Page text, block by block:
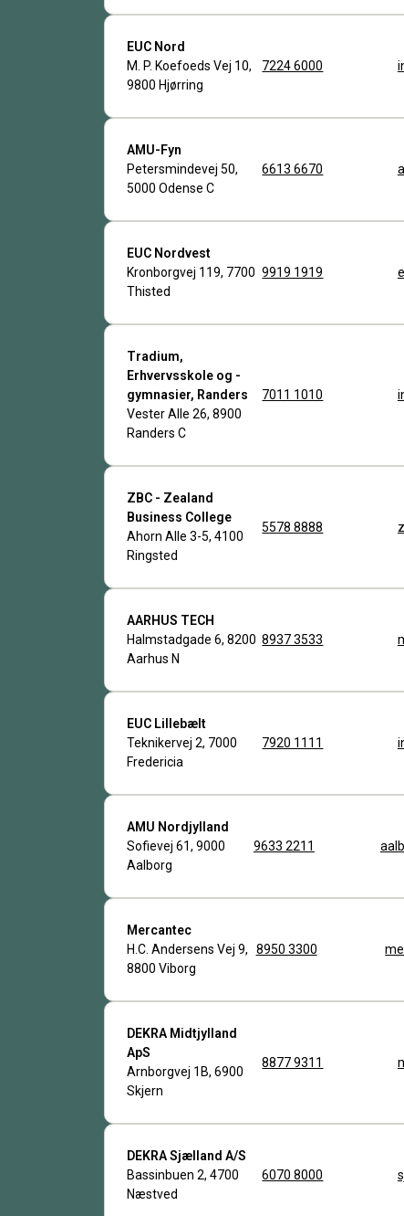
EUC Nord
M. P. Koefoeds Vej 10,
9800 Hjørring
7224 6000
AMU-Fyn
Petersmindevej 50,
5000 Odense C
6613 6670
EUC Nordvest
Kronborgvej 119, 7700
Thisted
9919 1919
Tradium,
Erhvervsskole og -
gymnasier, Randers
Vester Alle 26, 8900
Randers C
7011 1010
ZBC - Zealand
Business College
Ahorn Alle 3-5, 4100
Ringsted
5578 8888
AARHUS TECH
Halmstadgade 6, 8200
Aarhus N
8937 3533
EUC Lillebælt
Teknikervej 2, 7000
Fredericia
7920 1111
AMU Nordjylland
Sofievej 61, 9000
Aalborg
9633 2211
Mercantec
H.C. Andersens Vej 9,
8800 Viborg
8950 3300
DEKRA Midtjylland
ApS
Arnborgvej 1B, 6900
Skjern
8877 9311
DEKRA Sjælland A/S
Bassinbuen 2, 4700
Næstved
6070 8000